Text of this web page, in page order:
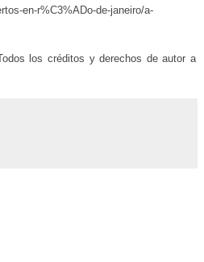
en-r%C3%ADo-de-janeiro/a-
los créditos y derechos de autor a